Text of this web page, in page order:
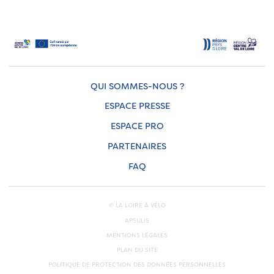
QUI SOMMES-NOUS ?
ESPACE PRESSE
ESPACE PRO
PARTENAIRES
FAQ
© LA LOIRE À VÉLO
APSULIS
MENTIONS LÉGALES
PLAN DU SITE
POLITIQUE DE PROTECTION DES DONNÉES PERSONNELLES